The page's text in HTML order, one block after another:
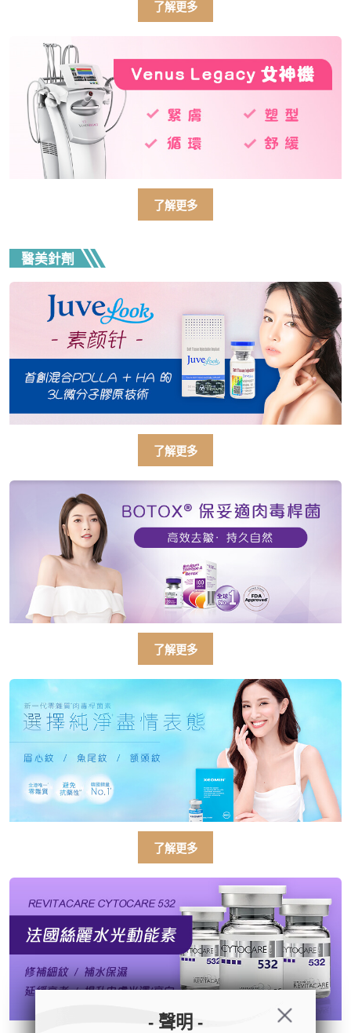
了解更多
了解更多
醫美針劑
了解更多
了解更多
了解更多
- 聲明 -